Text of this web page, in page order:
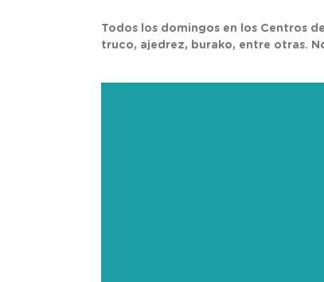
Todos los domingos en los Centros
truco, ajedrez, burako, entre otras.